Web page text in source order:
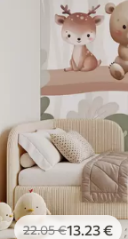
22.05€13 .23€